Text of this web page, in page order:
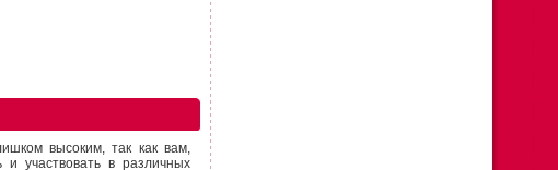
высоким, так как вам,
и участвовать в различных